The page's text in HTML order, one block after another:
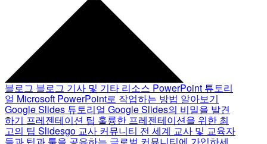
블로그 블로그 기사 및 기타 리소스 PowerPoint 튜토리
얼 Microsoft PowerPoint로 작업하는 방법 알아보기
Google Slides 튜토리얼 Google Slides의 비밀을 발견
하기 프레젠테이션 팁 훌륭한 프레젠테이션을 위한 최
고의 팁 Slidesgo 교사 커뮤니티 전 세계 교사 및 교육자